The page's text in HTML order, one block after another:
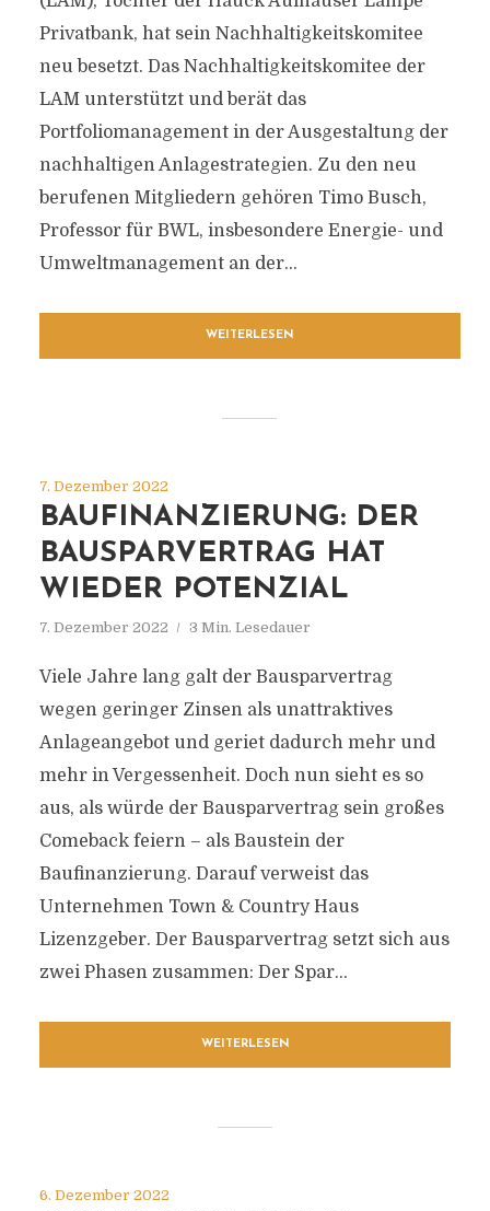
Privatbank, hat sein Nachhaltigkeitskomitee
neu besetzt. Das Nachhaltigkeitskomitee der
LAM unterstützt und berät das
Portfoliomanagement in der Ausgestaltung der
nachhaltigen Anlagestrategien. Zu den neu
berufenen Mitgliedern gehören Timo Busch,
Professor für BWL, insbesondere Energie- und
Umweltmanagement an der...
WEITERLESEN
7. Dezember 2022
BAUFINANZIERUNG: DER
BAUSPARVERTRAG HAT
WIEDER POTENZIAL
7. Dezember 2022 3 Min. Lesedauer
Viele Jahre lang galt der Bausparvertrag
wegen geringer Zinsen als unattraktives
Anlageangebot und geriet dadurch mehr und
mehr in Vergessenheit. Doch nun sieht es so
aus, als würde der Bausparvertrag sein großes
Comeback feiern – als Baustein der
Baufinanzierung. Darauf verweist das
Unternehmen Town & Country Haus
Lizenzgeber. Der Bausparvertrag setzt sich aus
zwei Phasen zusammen: Der Spar...
WEITERLESEN
6. Dezember 2022